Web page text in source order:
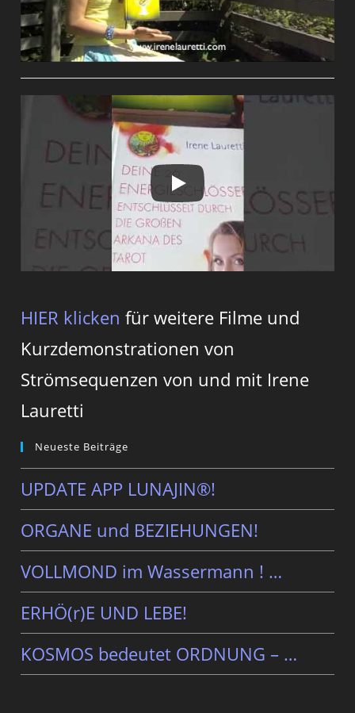
HIER klicken für weitere Filme und
Kurzdemonstrationen von
Strömsequenzen von und mit Irene
Lauretti
Neueste Beiträge
UPDATE APP LUNAJIN®!
ORGANE und BEZIEHUNGEN!
VOLLMOND im Wassermann ! …
ERHÖ(r)E UND LEBE!
KOSMOS bedeutet ORDNUNG – …